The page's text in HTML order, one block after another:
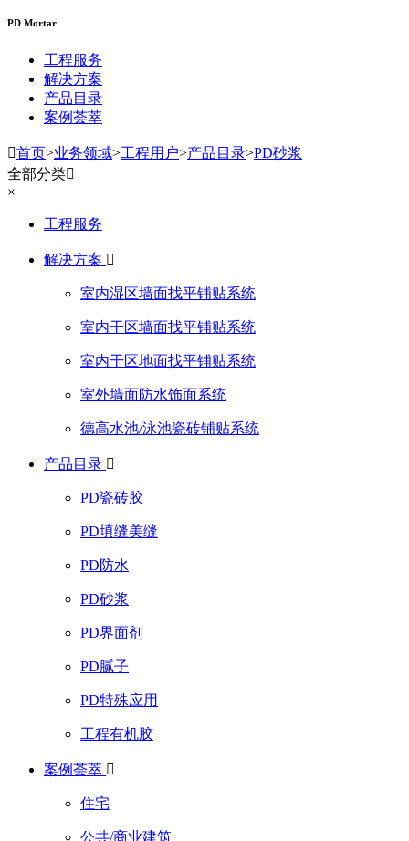
PD Mortar
工程服务
解决方案
产品目录
案例荟萃
首页>业务领域>工程用户>产品目录>PD砂浆
全部分类
×
工程服务
解决方案 
室内湿区墙面找平铺贴系统
室内干区墙面找平铺贴系统
室内干区地面找平铺贴系统
室外墙面防水饰面系统
德高水池/泳池瓷砖铺贴系统
产品目录 
PD瓷砖胶
PD填缝美缝
PD防水
PD砂浆
PD界面剂
PD腻子
PD特殊应用
工程有机胶
案例荟萃 
住宅
公共/商业建筑